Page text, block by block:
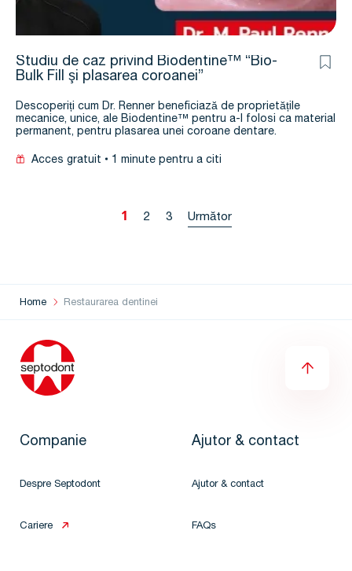
Studiu de caz privind Biodentine™ “Bio-
Bulk Fill şi plasarea coroanei”
Descoperiți cum Dr. Renner beneficiază de proprietățile
mecanice, unice, ale Biodentine™ pentru a-l folosi ca material
permanent, pentru plasarea unei coroane dentare.
Acces gratuit 1 minute pentru a citi
1 2 3 Următor
Home Restaurarea dentinei
Companie
Despre Septodont
Cariere
Ajutor & contact
Ajutor & contact
FAQs